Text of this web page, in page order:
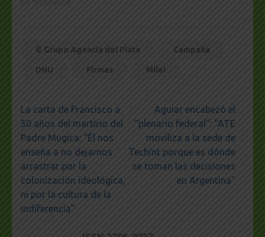
© Grupo Agencia del Plata Campaña
DNU Firmas Milei
Navegación
de
entradas
La carta de Francisco a
50 años del martirio del
Padre Mugica: “Él nos
enseña a no dejarnos
arrastrar por la
colonización ideológica,
ni por la cultura de la
indiferencia”
Aguiar encabezó el
“plenario federal”: “ATE
moviliza a la sede de
Techint porque es dónde
se toman las decisiones
en Argentina”